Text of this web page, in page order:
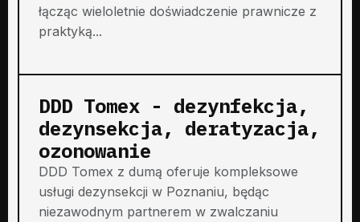
łącząc wieloletnie doświadczenie prawnicze z
praktyką...
DDD Tomex - dezynfekcja,
dezynsekcja, deratyzacja,
ozonowanie
DDD Tomex z dumą oferuje kompleksowe
usługi dezynsekcji w Poznaniu, będąc
niezawodnym partnerem w zwalczaniu